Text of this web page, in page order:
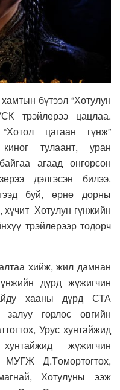
бүтээл “Хотулун
трэйлерээ цацлаа.
цагаан гүнж”
тулаант, уран
агаад өнгөрсөн
дэлгэсэн билээ.
буй, өрнө дорны
хүчит Хотулун гүнжийн
трэйлерээр тодорч
хийж, жил дамнан
дүрд жүжигчин
хааны дүрд СТА
залуу горлос овгийн
Урус хунтайжид
жүжигчин
МУГЖ Д.Төмөртогтох,
Хотулуны ээж